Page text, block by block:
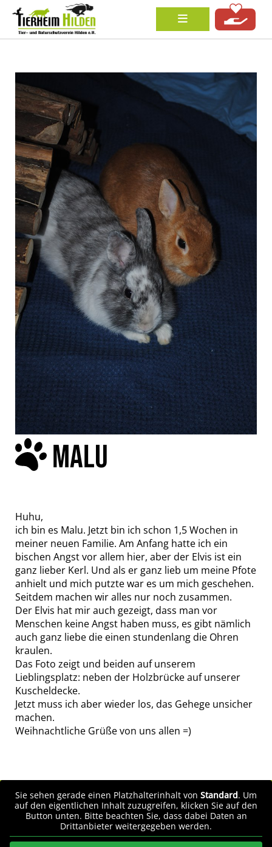
MALU
Huhu,
ich bin es Malu. Jetzt bin ich schon 1,5 Wochen in
meiner neuen Familie. Am Anfang hatte ich ein
bischen Angst vor allem hier, aber der Elvis ist ein
ganz lieber Kerl. Und als er ganz lieb um meine Pfote
anhielt und mich putzte war es um mich geschehen.
Seitdem machen wir alles nur noch zusammen.
Der Elvis hat mir auch gezeigt, dass man vor
Menschen keine Angst haben muss, es gibt nämlich
auch ganz liebe die einen stundenlang die Ohren
kraulen.
Das Foto zeigt und beiden auf unserem
Lieblingsplatz: neben der Holzbrücke auf unserer
Kuscheldecke.
Jetzt muss ich aber wieder los, das Gehege unsicher
machen.
Weihnachtliche Grüße von uns allen =)
Sie sehen gerade einen Platzhalterinhalt von Standard. Um
auf den eigentlichen Inhalt zuzugreifen, klicken Sie auf den
Button unten. Bitte beachten Sie, dass dabei Daten an
Drittanbieter weitergegeben werden.